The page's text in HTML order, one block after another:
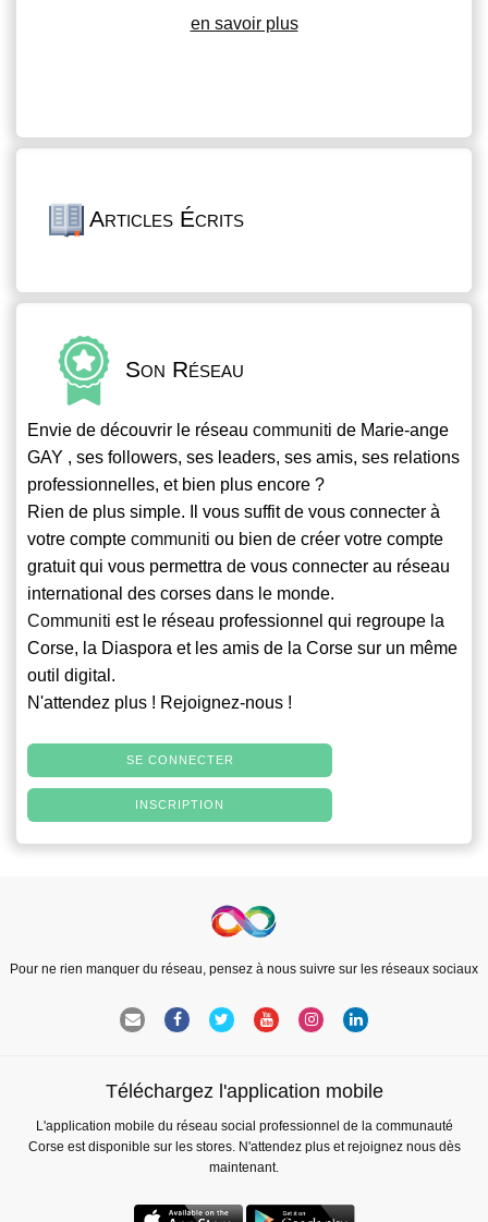
en savoir plus
Articles Écrits
Son Réseau
Envie de découvrir le réseau communiti de Marie-ange
GAY , ses followers, ses leaders, ses amis, ses relations
professionnelles, et bien plus encore ?
Rien de plus simple. Il vous suffit de vous connecter à
votre compte communiti ou bien de créer votre compte
gratuit qui vous permettra de vous connecter au réseau
international des corses dans le monde.
Communiti est le réseau professionnel qui regroupe la
Corse, la Diaspora et les amis de la Corse sur un même
outil digital.
N'attendez plus ! Rejoignez-nous !
SE CONNECTER
INSCRIPTION
Pour ne rien manquer du réseau, pensez à nous suivre sur les réseaux sociaux
Téléchargez l'application mobile
L'application mobile du réseau social professionnel de la communauté
Corse est disponible sur les stores. N'attendez plus et rejoignez nous dès
maintenant.